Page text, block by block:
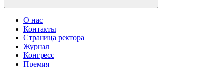
О нас
Контакты
Страница ректора
Журнал
Конгресс
Премия